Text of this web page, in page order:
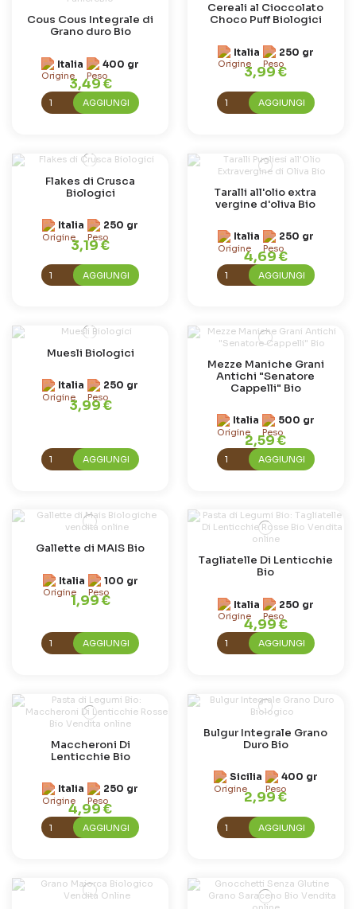
Cous Cous Integrale di
Grano duro Bio
Italia 400 gr
3,49 €
AGGIUNGI
Cereali al Cioccolato
Choco Puff Biologici
Italia 250 gr
3,99 €
AGGIUNGI
Flakes di Crusca
Biologici
Italia 250 gr
3,19 €
AGGIUNGI
Taralli all'olio extra
vergine d'oliva Bio
Italia 250 gr
4,69 €
AGGIUNGI
Muesli Biologici
Italia 250 gr
3,99 €
AGGIUNGI
Mezze Maniche Grani
Antichi "Senatore
Cappelli" Bio
Italia 500 gr
2,59 €
AGGIUNGI
Gallette di MAIS Bio
Italia 100 gr
1,99 €
AGGIUNGI
Tagliatelle Di Lenticchie
Bio
Italia 250 gr
4,99 €
AGGIUNGI
Maccheroni Di
Lenticchie Bio
Italia 250 gr
4,99 €
AGGIUNGI
Bulgur Integrale Grano
Duro Bio
Sicilia 400 gr
2,99 €
AGGIUNGI